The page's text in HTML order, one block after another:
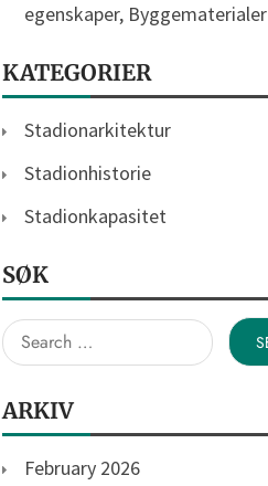
egenskaper, Byggematerialer
KATEGORIER
Stadionarkitektur
Stadionhistorie
Stadionkapasitet
SØK
Search
for:
ARKIV
February 2026